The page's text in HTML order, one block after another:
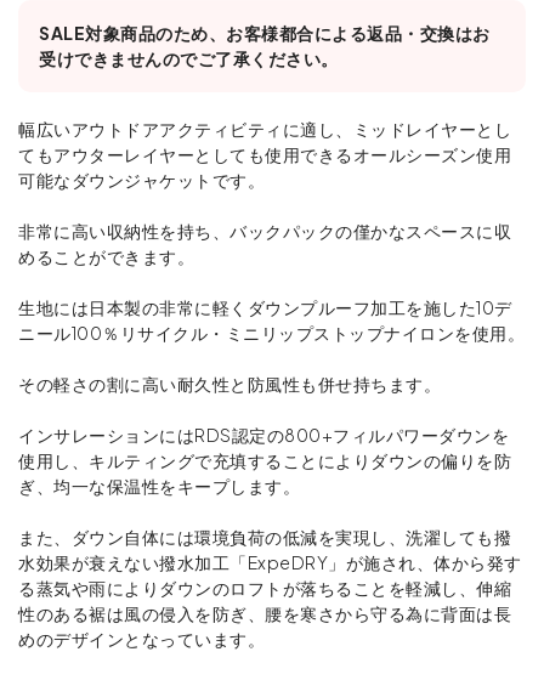
SALE対象商品のため、お客様都合による返品・交換はお
受けできませんのでご了承ください。
幅広いアウトドアアクティビティに適し、ミッドレイヤーとし
てもアウターレイヤーとしても使用できるオールシーズン使用
可能なダウンジャケットです。
非常に高い収納性を持ち、バックパックの僅かなスペースに収
めることができます。
生地には日本製の非常に軽くダウンプルーフ加工を施した10デ
ニール100％リサイクル・ミニリップストップナイロンを使用。
その軽さの割に高い耐久性と防風性も併せ持ちます。
インサレーションにはRDS認定の800+フィルパワーダウンを
使用し、キルティングで充填することによりダウンの偏りを防
ぎ、均一な保温性をキープします。
また、ダウン自体には環境負荷の低減を実現し、洗濯しても撥
水効果が衰えない撥水加工「ExpeDRY」が施され、体から発す
る蒸気や雨によりダウンのロフトが落ちることを軽減し、伸縮
性のある裾は風の侵入を防ぎ、腰を寒さから守る為に背面は長
めのデザインとなっています。